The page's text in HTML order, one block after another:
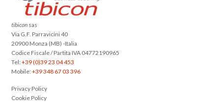
tibicon sas
Via G.F. Parravicini 40
20900 Monza (MB) -Italia
Codice Fiscale / Partita IVA 04772190965
Tel:+39 (0)39 23 04 453
Mobile:+39 348 67 03 396
Privacy Policy
Cookie Policy